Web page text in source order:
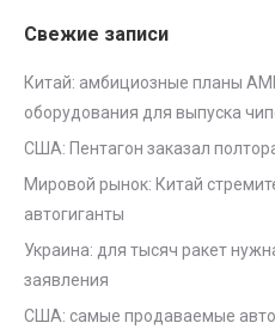
Свежие записи
Китай: амбициозные планы
оборудования для выпуска
США: Пентагон заказал
Мировой рынок: Китай
автогиганты
Украина: для тысяч ракет
заявления
США: самые продаваемые